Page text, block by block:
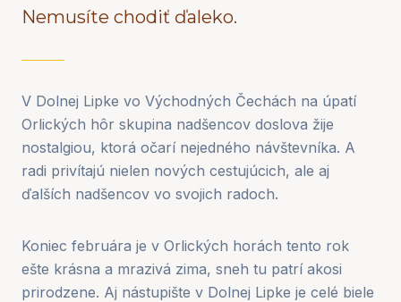
Nemusíte chodiť ďaleko.
V Dolnej Lipke vo Východných Čechách na úpatí
Orlických hôr skupina nadšencov doslova žije
nostalgiou, ktorá očarí nejedného návštevníka. A
radi privítajú nielen nových cestujúcich, ale aj
ďalších nadšencov vo svojich radoch.
Koniec februára je v Orlických horách tento rok
ešte krásna a mrazivá zima, sneh tu patrí akosi
prirodzene. Aj nástupište v Dolnej Lipke je celé biele